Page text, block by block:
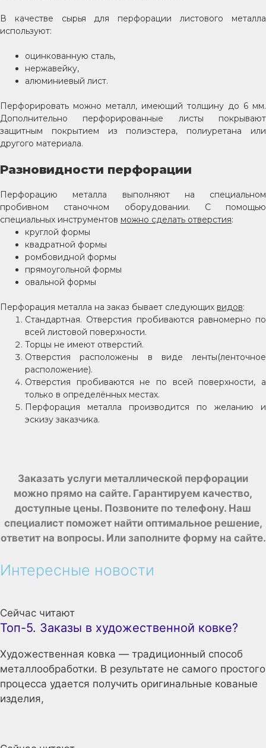
В качестве сырья для перфорации листового металла
используют:
оцинкованную сталь,
нержавейку,
алюминиевый лист.
Перфорировать можно металл, имеющий толщину до 6 мм.
Дополнительно перфорированные листы покрывают
защитным покрытием из полиэстера, полиуретана или
другого материала.
Разновидности перфорации
Перфорацию металла выполняют на специальном
пробивном станочном оборудовании. С помощью
специальных инструментов можно сделать отверстия:
круглой формы
квадратной формы
ромбовидной формы
прямоугольной формы
овальной формы
Перфорация металла на заказ бывает следующих видов:
Стандартная. Отверстия пробиваются равномерно по
всей листовой поверхности.
Торцы не имеют отверстий.
Отверстия расположены в виде ленты(ленточное
расположение).
Отверстия пробиваются не по всей поверхности, а
только в определённых местах.
Перфорация металла производится по желанию и
эскизу заказчика.
Заказать услуги металлической перфорации
можно прямо на сайте. Гарантируем качество,
доступные цены. Позвоните по телефону. Наш
специалист поможет найти оптимальное решение,
ответит на вопросы. Или заполните форму на сайте.
Интересные новости
Сейчас читают
Топ-5. Заказы в художественной ковке?
Художественная ковка — традиционный способ
металлообработки. В результате не самого простого
процесса удается получить оригинальные кованые
изделия,